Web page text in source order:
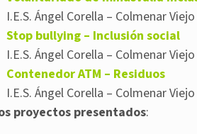
I.E.S. Ángel Corella – Colmenar Viejo
Stop bullying – Inclusión social
I.E.S. Ángel Corella – Colmenar Viejo
Contenedor ATM – Residuos
I.E.S. Ángel Corella – Colmenar Viejo
proyectos presentados: